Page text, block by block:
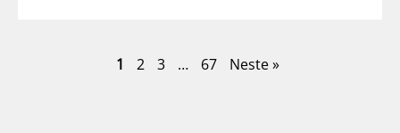
1 2 3 … 67 Neste »